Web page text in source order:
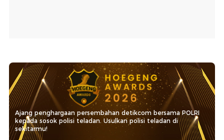
Ajang penghargaan persembahan detikcom bersama POLRI
kepada sosok polisi teladan. Usulkan polisi teladan di
sekitarmu!